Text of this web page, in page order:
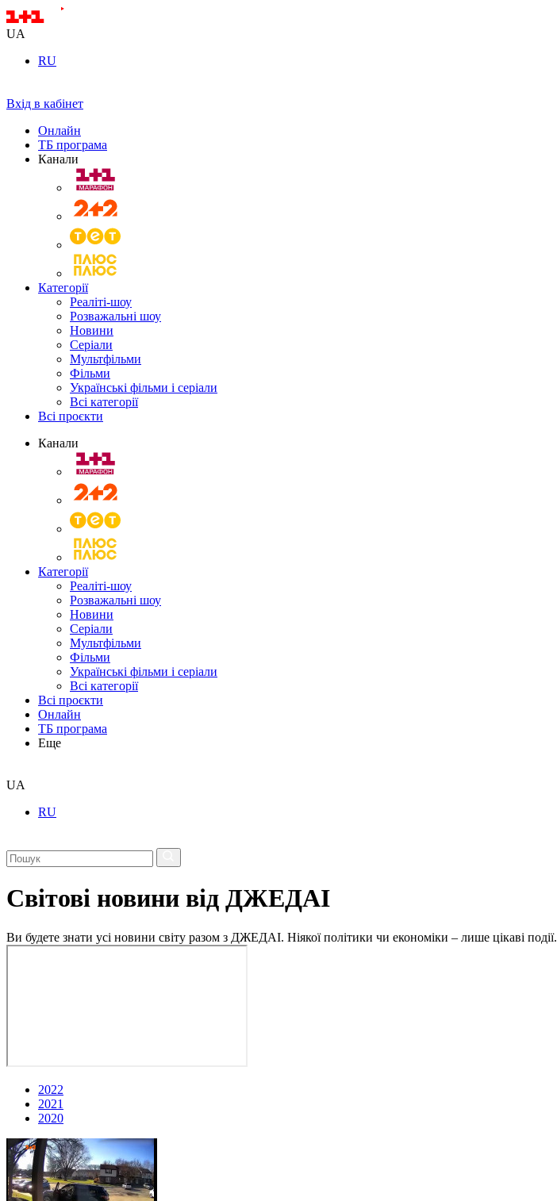
UA
RU
Вхід в кабінет
Онлайн
ТБ програма
Канали
Категорії
Реаліті-шоу
Розважальні шоу
Новини
Серіали
Мультфільми
Фільми
Українські фільми і серіали
Всі категорії
Всі проєкти
Канали
Категорії
Реаліті-шоу
Розважальні шоу
Новини
Серіали
Мультфільми
Фільми
Українські фільми і серіали
Всі категорії
Всі проєкти
Онлайн
ТБ програма
Еще
UA
RU
Світові новини від ДЖЕДАІ
Ви будете знати усі новини світу разом з ДЖЕДАІ. Ніякої політики чи економіки – лише цікаві події.
2022
2021
2020